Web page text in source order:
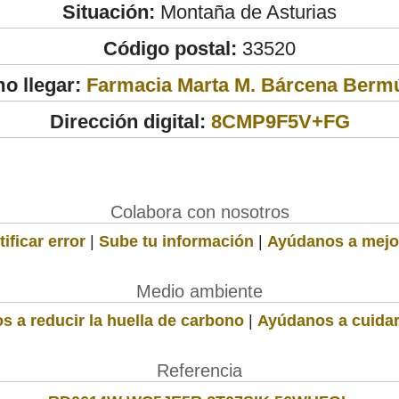
Situación: Montaña de Asturias
Código postal: 33520
llegar: Farmacia Marta M. Bárcena
Dirección digital: 8CMP9F5V+FG
Colabora con nosotros
error | Sube tu información | Ayúdanos a
Medio ambiente
a reducir la huella de carbono | Ayúdanos a
Referencia